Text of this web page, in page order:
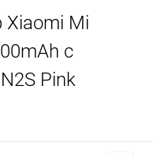
Xiaomi Mi
с
Pink